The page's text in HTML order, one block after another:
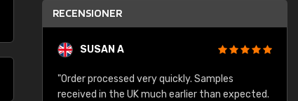
RECENSIONER
SUSAN A
"Order processed very quickly. Samples
received in the UK much earlier than expected.